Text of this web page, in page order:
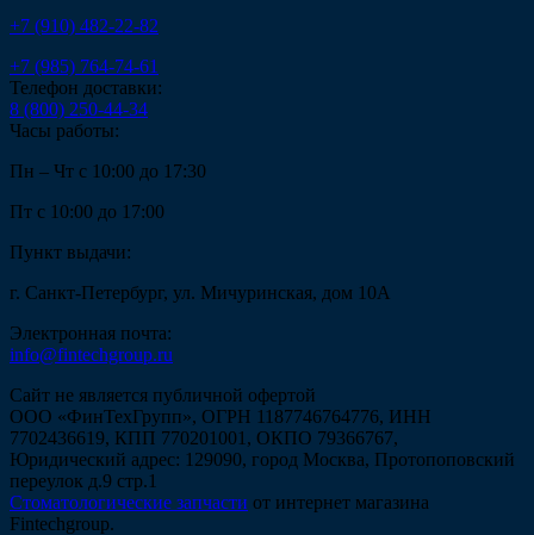
+7 (910) 482-22-82
+7 (985) 764-74-61
Телефон доставки:
8 (800) 250-44-34
Часы работы:
Пн – Чт с 10:00 до 17:30
Пт с 10:00 до 17:00
Пункт выдачи:
г. Санкт-Петербург, ул. Мичуринская, дом 10А
Электронная почта:
info@fintechgroup.ru
Сайт не является публичной офертой
ООО «ФинТехГрупп», ОГРН 1187746764776, ИНН
7702436619, КПП 770201001, ОКПО 79366767,
Юридический адрес: 129090, город Москва, Протопоповский
переулок д.9 стр.1
Стоматологические запчасти от интернет магазина
Fintechgroup.